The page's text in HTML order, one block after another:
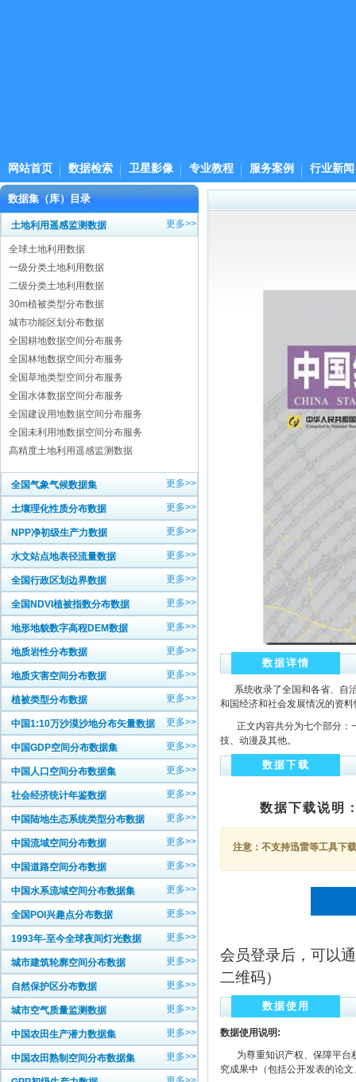
网站首页 数据检索 卫星影像 专业教程 服务案例 行业新闻
数据集（库）目录
土地利用遥感监测数据 更多>>
全球土地利用数据
一级分类土地利用数据
二级分类土地利用数据
30m植被类型分布数据
城市功能区划分布数据
全国耕地数据空间分布服务
全国林地数据空间分布服务
全国草地类型空间分布服务
全国水体数据空间分布服务
全国建设用地数据空间分布服务
全国未利用地数据空间分布服务
高精度土地利用遥感监测数据
全国气象气候数据集 更多>>
土壤理化性质分布数据 更多>>
NPP净初级生产力数据 更多>>
水文站点地表径流量数据 更多>>
全国行政区划边界数据 更多>>
全国NDVI植被指数分布数据 更多>>
地形地貌数字高程DEM数据 更多>>
地质岩性分布数据 更多>>
地质灾害空间分布数据 更多>>
植被类型分布数据 更多>>
中国1:10万沙漠沙地分布矢量数据 更多>>
中国GDP空间分布数据集 更多>>
中国人口空间分布数据集 更多>>
社会经济统计年鉴数据 更多>>
中国陆地生态系统类型分布数据 更多>>
中国流域空间分布数据 更多>>
中国道路空间分布数据 更多>>
中国水系流域空间分布数据集 更多>>
全国POI兴趣点分布数据 更多>>
1993年-至今全球夜间灯光数据 更多>>
城市建筑轮廓空间分布数据 更多>>
自然保护区分布数据 更多>>
城市空气质量监测数据 更多>>
中国农田生产潜力数据集 更多>>
中国农田熟制空间分布数据集 更多>>
数据详情
系统收录了全国和各省、自
和国经济和社会发展情况的资料
正文内容共分为七个部分：
技、动漫及其他。
数据下载
数据下载说明
注意：不支持迅雷等工具下
会员登录后，可以
二维码）
数据使用
数据使用说明:
为尊重知识产权、保障平台
究成果中（包括公开发表的论